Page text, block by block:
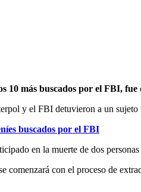
10 más buscados por el FBI,
y el FBI detuvieron a un
buscados por el FBI
en la muerte de dos
comenzará con el proceso de